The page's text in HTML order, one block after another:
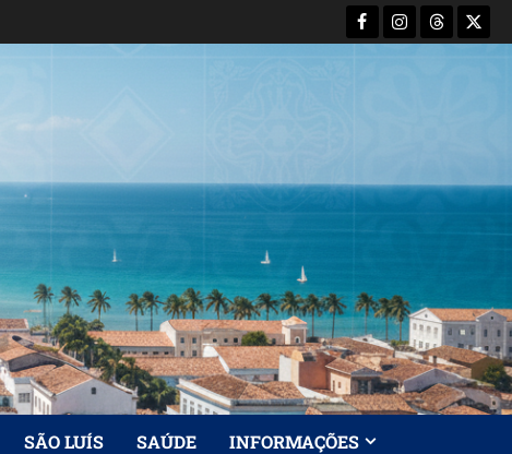
Facebook
Instagram
Threads
X-
SÃO LUÍS SAÚDE INFORMAÇÕES